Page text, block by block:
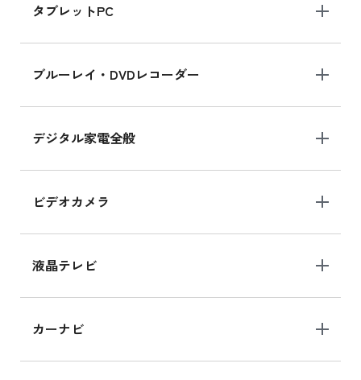
タブレットPC
ブルーレイ・DVDレコーダー
デジタル家電全般
ビデオカメラ
液晶テレビ
カーナビ
iPhone 16 シリーズ
iPhone 16 の新品買取価格
iPad Air 11インチ シリーズ
iPad Air 11インチ の新品買取価格
iPhone 15 128GB シリーズ
iPhone 15 128GB の新品買取価格